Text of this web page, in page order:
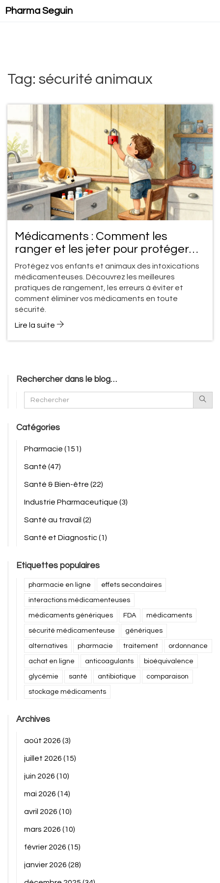
Pharma Seguin
Tag: sécurité animaux
Médicaments : Comment les
ranger et les jeter pour protéger
enfants et animaux
Protégez vos enfants et animaux des intoxications
médicamenteuses. Découvrez les meilleures
pratiques de rangement, les erreurs à éviter et
comment éliminer vos médicaments en toute
sécurité.
Lire la suite
Rechercher dans le blog…
Catégories
Pharmacie (151)
Santé (47)
Santé & Bien-être (22)
Industrie Pharmaceutique (3)
Santé au travail (2)
Santé et Diagnostic(1)
Etiquettes populaires
pharmacie en ligne effets secondaires
interactions médicamenteuses
médicaments génériques FDA médicaments
sécurité médicamenteuse génériques
alternatives pharmacie traitement ordonnance
achat en ligne anticoagulants bioéquivalence
glycémie santé antibiotique comparaison
stockage médicaments
Archives
août 2026 (3)
juillet 2026 (15)
juin 2026 (10)
mai 2026 (14)
avril 2026 (10)
mars 2026 (10)
février 2026 (15)
janvier 2026 (28)